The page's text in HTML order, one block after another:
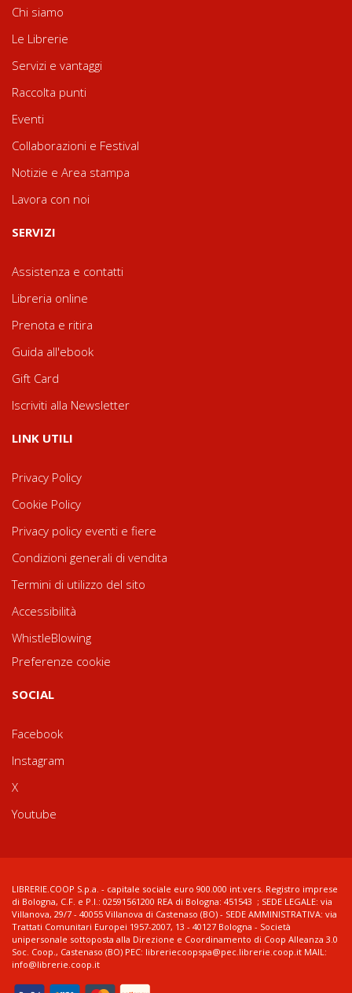
Chi siamo
Le Librerie
Servizi e vantaggi
Raccolta punti
Eventi
Collaborazioni e Festival
Notizie e Area stampa
Lavora con noi
SERVIZI
Assistenza e contatti
Libreria online
Prenota e ritira
Guida all'ebook
Gift Card
Iscriviti alla Newsletter
LINK UTILI
Privacy Policy
Cookie Policy
Privacy policy eventi e fiere
Condizioni generali di vendita
Termini di utilizzo del sito
Accessibilità
WhistleBlowing
Preferenze cookie
SOCIAL
Facebook
Instagram
X
Youtube
LIBRERIE.COOP S.p.a. - capitale sociale euro 900.000 int.vers. Registro imprese
di Bologna, C.F. e P.I.: 02591561200 REA di Bologna: 451543 ; SEDE LEGALE: via
Villanova, 29/7 - 40055 Villanova di Castenaso (BO) - SEDE AMMINISTRATIVA: via
Trattati Comunitari Europei 1957-2007, 13 - 40127 Bologna - Società
unipersonale sottoposta alla Direzione e Coordinamento di Coop Alleanza 3.0
Soc. Coop., Castenaso (BO) PEC: libreriecoopspa@pec.librerie.coop.it MAIL:
info@librerie.coop.it